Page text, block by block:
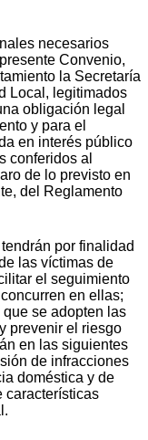
necesarios
Convenio,
la Secretaría
Local, legitimados
obligación legal
y para el
en interés público
conferidos al
de lo previsto en
del Reglamento
por finalidad
las víctimas de
el seguimiento
en ellas;
se adopten las
prevenir el riesgo
en las siguientes
de infracciones
doméstica y de
características